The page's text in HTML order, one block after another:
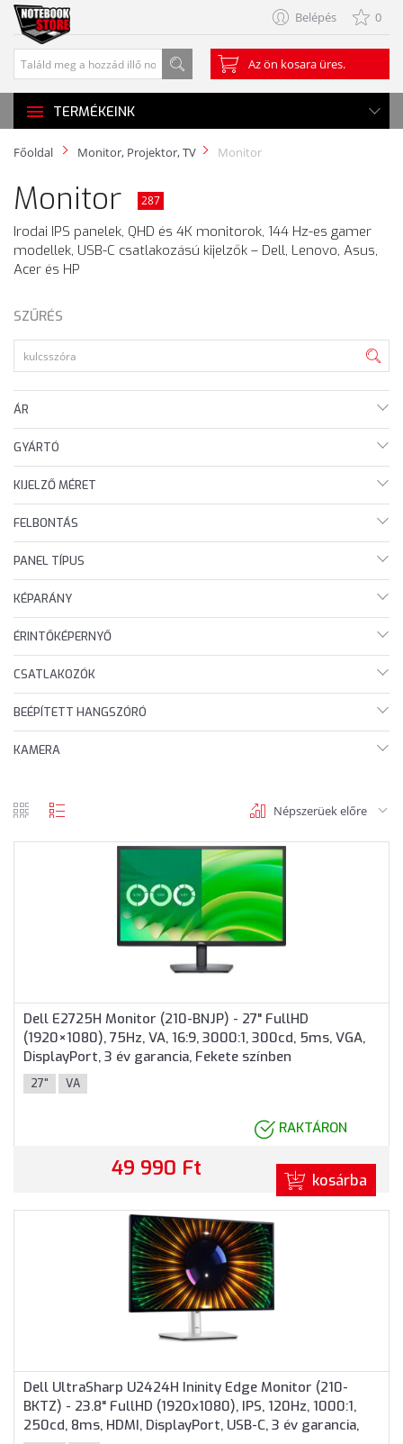
Belépés 0
Az ön kosara üres.
TERMÉKEINK
Főoldal Monitor, Projektor, TV Monitor
Monitor 287
Irodai IPS panelek, QHD és 4K monitorok, 144 Hz-es gamer
modellek, USB-C csatlakozású kijelzők – Dell, Lenovo, Asus,
Acer és HP
SZŰRÉS
ÁR
GYÁRTÓ
KIJELZŐ MÉRET
FELBONTÁS
PANEL TÍPUS
KÉPARÁNY
ÉRINTŐKÉPERNYŐ
CSATLAKOZÓK
BEÉPÍTETT HANGSZÓRÓ
KAMERA
Népszerüek előre
Dell E2725H Monitor (210-BNJP) - 27" FullHD
(1920×1080), 75Hz, VA, 16:9, 3000:1, 300cd, 5ms, VGA,
DisplayPort, 3 év garancia, Fekete színben
27" VA
RAKTÁRON
49 990 Ft kosárba
Dell UltraSharp U2424H Ininity Edge Monitor (210-
BKTZ) - 23.8" FullHD (1920x1080), IPS, 120Hz, 1000:1,
250cd, 8ms, HDMI, DisplayPort, USB-C, 3 év garancia,